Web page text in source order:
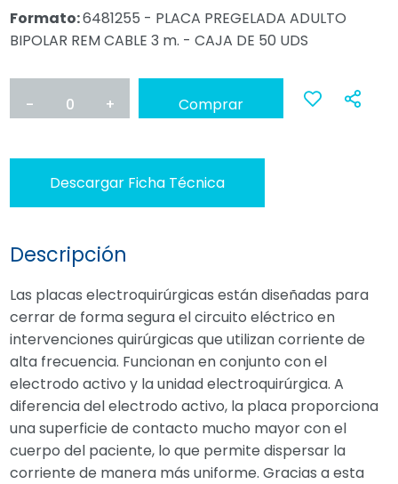
Formato:6481255 - PLACA PREGELADA ADULTO
BIPOLAR REM CABLE 3 m. - CAJA DE 50 UDS
- 0 + Comprar
Descargar Ficha Técnica
Descripción
Las placas electroquirúrgicas están diseñadas para
cerrar de forma segura el circuito eléctrico en
intervenciones quirúrgicas que utilizan corriente de
alta frecuencia. Funcionan en conjunto con el
electrodo activo y la unidad electroquirúrgica. A
diferencia del electrodo activo, la placa proporciona
una superficie de contacto mucho mayor con el
cuerpo del paciente, lo que permite dispersar la
corriente de manera más uniforme. Gracias a esta